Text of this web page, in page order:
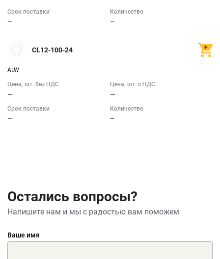
Срок поставки
—
Количество
—
CL12-100-24
ALW
Цена, шт. без НДС
—
Цена, шт. с НДС
—
Срок поставки
—
Количество
—
Остались вопросы?
Напишите нам и мы с радостью вам поможем
Ваше имя